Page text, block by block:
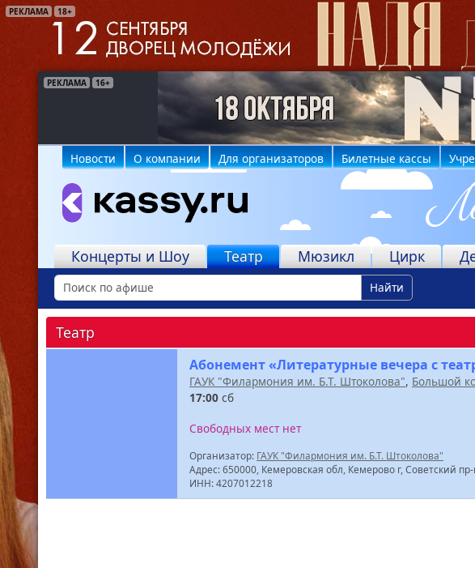
РЕКЛАМА 18+
РЕКЛАМА 16+
РЕКЛАМА 6+
Новости О компании Для организаторов Билетные кассы
Концерты и Шоу Театр Мюзикл Цирк
Найти
Театр
Абонемент «Литературные вечера с
ГАУК "Филармония им. Б.Т. Штоколова", Большой
17:00 сб
Свободных мест нет
Организатор: ГАУК "Филармония им. Б.Т. Штоколова"
Адрес: 650000, Кемеровская обл, Кемерово г, Советский
ИНН: 4207012218